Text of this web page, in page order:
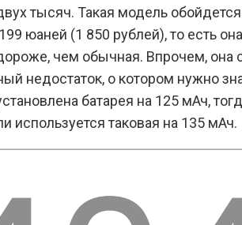
тысяч. Такая модель обойдется
юаней (1 850 рублей), то есть
чем обычная. Впрочем, она
недостаток, о котором нужно
батарея на 125 мАч,
используется таковая на 135 мАч.